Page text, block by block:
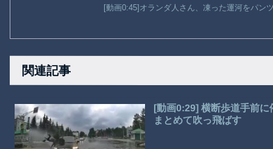
[動画0:45]オランダ人さん、凍った運河をパン
関連記事
[動画0:29] 横断歩道手前
まとめて吹っ飛ばす